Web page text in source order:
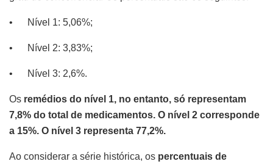
• Nível 1: 5,06%;
• Nível 2: 3,83%;
• Nível 3: 2,6%.
Os remédios do nível 1, no entanto, só representam
7,8% do total de medicamentos. O nível 2 corresponde
a 15%. O nível 3 representa 77,2%.
Ao considerar a série histórica, os percentuais de